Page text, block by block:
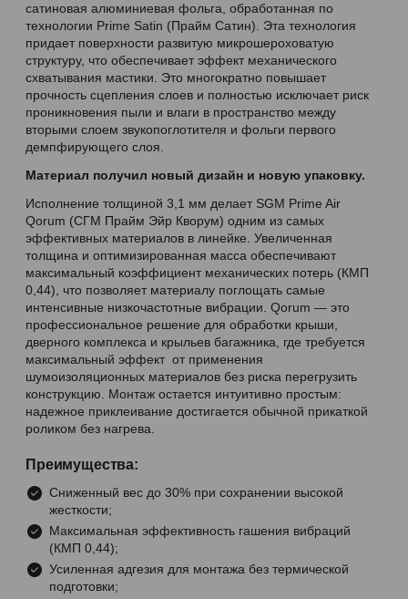
сатиновая алюминиевая фольга, обработанная по
технологии Prime Satin (Прайм Сатин). Эта технология
придает поверхности развитую микрошероховатую
структуру, что обеспечивает эффект механического
схватывания мастики. Это многократно повышает
прочность сцепления слоев и полностью исключает риск
проникновения пыли и влаги в пространство между
вторыми слоем звукопоглотителя и фольги первого
демпфирующего слоя.
Материал получил новый дизайн и новую упаковку.
Исполнение толщиной 3,1 мм делает SGM Prime Air
Qorum (СГМ Прайм Эйр Кворум) одним из самых
эффективных материалов в линейке. Увеличенная
толщина и оптимизированная масса обеспечивают
максимальный коэффициент механических потерь (КМП
0,44), что позволяет материалу поглощать самые
интенсивные низкочастотные вибрации. Qorum — это
профессиональное решение для обработки крыши,
дверного комплекса и крыльев багажника, где требуется
максимальный эффект от применения
шумоизоляционных материалов без риска перегрузить
конструкцию. Монтаж остается интуитивно простым:
надежное приклеивание достигается обычной прикаткой
роликом без нагрева.
Преимущества:
Сниженный вес до 30% при сохранении высокой
жесткости;
Максимальная эффективность гашения вибраций
(КМП 0,44);
Усиленная адгезия для монтажа без термической
подготовки;